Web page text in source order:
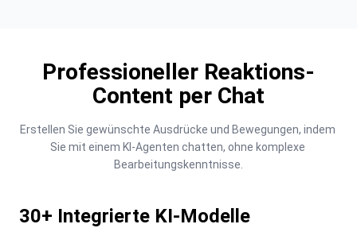
Professioneller Reaktions-
Content per Chat
Erstellen Sie gewünschte Ausdrücke und Bewegungen, indem
Sie mit einem KI-Agenten chatten, ohne komplexe
Bearbeitungskenntnisse.
30+ Integrierte KI-Modelle